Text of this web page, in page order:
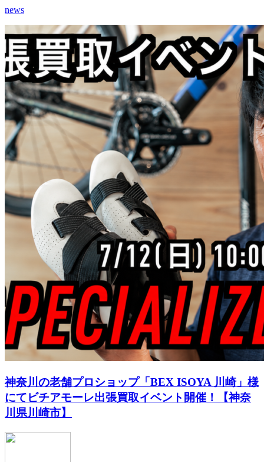
news
神奈川の老舗プロショップ「BEX ISOYA 川崎」様
にてビチアモーレ出張買取イベント開催！【神奈
川県川崎市】